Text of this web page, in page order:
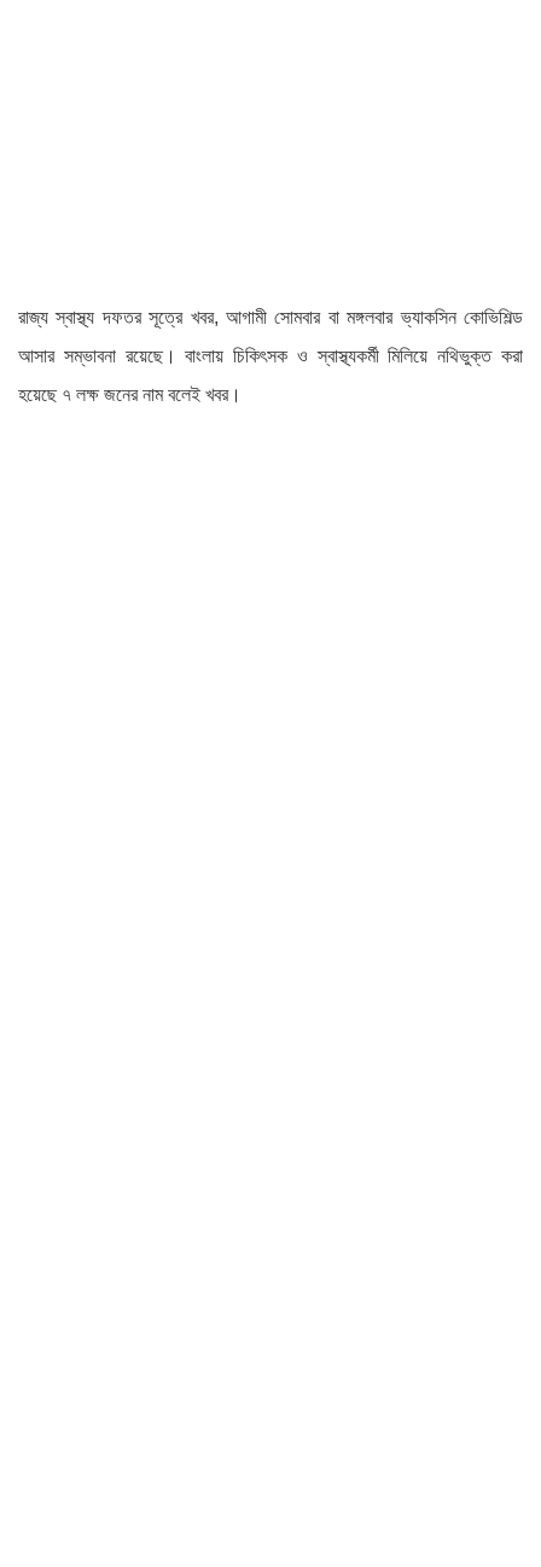
রাজ্য স্বাস্থ্য দফতর সূত্রে খবর, আগামী সোমবার বা মঙ্গলবার ভ্যাকসিন কোভিশিল্ড
আসার সম্ভাবনা রয়েছে। বাংলায় চিকিৎসক ও স্বাস্থ্যকর্মী মিলিয়ে নথিভুক্ত করা
হয়েছে ৭ লক্ষ জনের নাম বলেই খবর।